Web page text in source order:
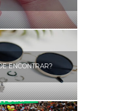
ENCONTRAR?